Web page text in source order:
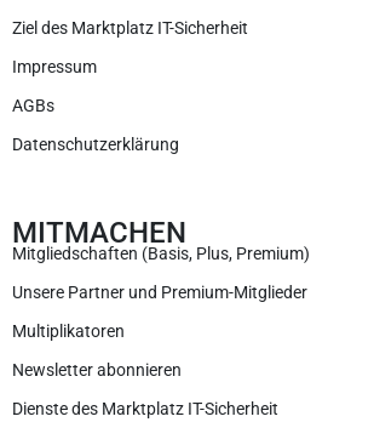
Ziel des Marktplatz IT-Sicherheit
Impressum
AGBs
Datenschutzerklärung
MITMACHEN
Mitgliedschaften (Basis, Plus, Premium)
Unsere Partner und Premium-Mitglieder
Multiplikatoren
Newsletter abonnieren
Dienste des Marktplatz IT-Sicherheit